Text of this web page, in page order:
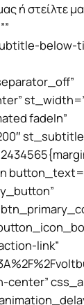
ή στείλτε
below-
fadeIn”
link”